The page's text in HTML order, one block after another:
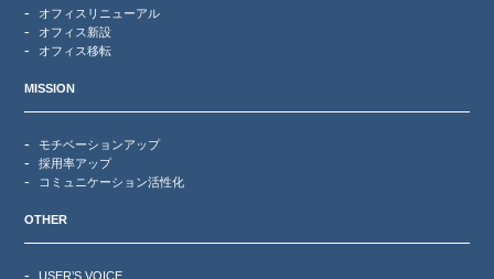
オフィスリニューアル
オフィス新設
オフィス移転
MISSION
モチベーションアップ
採用率アップ
コミュニケーション活性化
OTHER
USER’S VOICE